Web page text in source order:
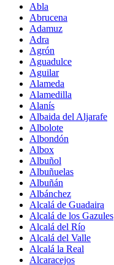
Abla
Abrucena
Adamuz
Adra
Agrón
Aguadulce
Aguilar
Alameda
Alamedilla
Alanís
Albaida del Aljarafe
Albolote
Albondón
Albox
Albuñol
Albuñuelas
Albuñán
Albánchez
Alcalá de Guadaira
Alcalá de los Gazules
Alcalá del Río
Alcalá del Valle
Alcalá la Real
Alcaracejos